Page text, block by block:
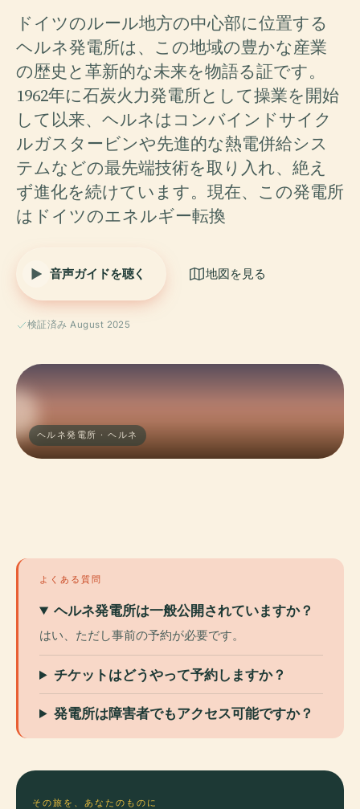
ドイツのルール地方の中心部に位置する
ヘルネ発電所は、この地域の豊かな産業
の歴史と革新的な未来を物語る証です。
1962年に石炭火力発電所として操業を開始
して以来、ヘルネはコンバインドサイク
ルガスタービンや先進的な熱電併給シス
テムなどの最先端技術を取り入れ、絶え
ず進化を続けています。現在、この発電所
はドイツのエネルギー転換
音声ガイドを聴く 地図を見る
検証済み August 2025
ヘルネ発電所 · ヘルネ
よくある質問
ヘルネ発電所は一般公開されていますか？
はい、ただし事前の予約が必要です。
チケットはどうやって予約しますか？
発電所は障害者でもアクセス可能ですか？
その旅を、あなたのものに